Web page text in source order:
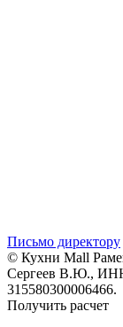
Письмо директору
© Кухни Mall
Сергеев В.Ю.,
315580300006466.
Получить расчет